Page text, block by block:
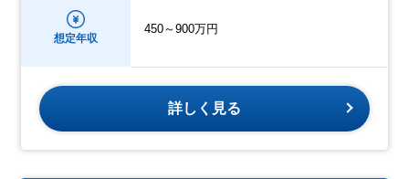
想定年収
450～900万円
詳しく見る